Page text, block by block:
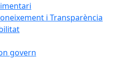
i Transparència
govern